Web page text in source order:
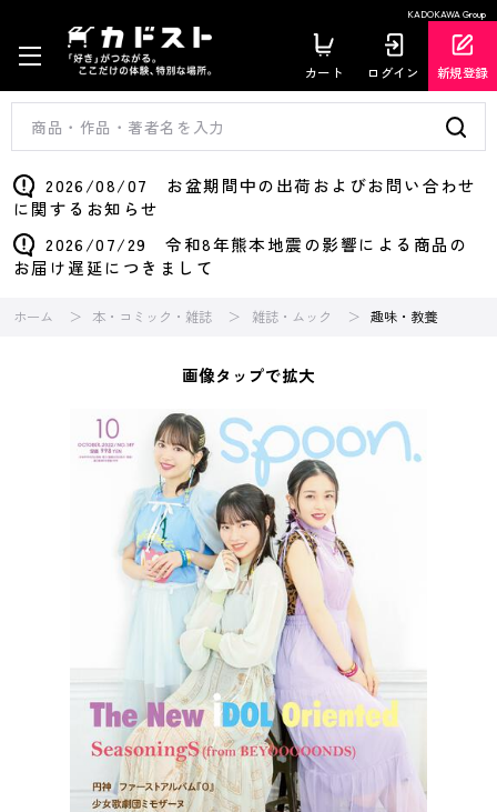
KADOKAWA Group
カート ログイン 新規登録
2026/08/07 お盆期間中の出荷およびお問い合わせ
に関するお知らせ
2026/07/29 令和8年熊本地震の影響による商品の
お届け遅延につきまして
ホーム 本・コミック・雑誌 雑誌・ムック 趣味・教養
画像タップで拡大